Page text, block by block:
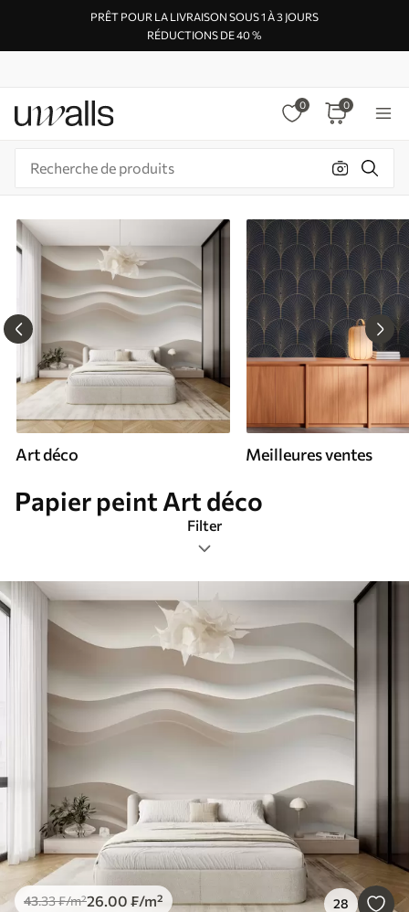
PRÊT POUR LA LIVRAISON SOUS 1 À 3 JOURS
RÉDUCTIONS DE 40 %
0 0
Art déco Meilleures ventes
Papier peint Art déco
Filter
Étiquettes de design
Format de l’image
Palette de couleurs
Intelligent
43.33₣/m²26.00 ₣/m² 28